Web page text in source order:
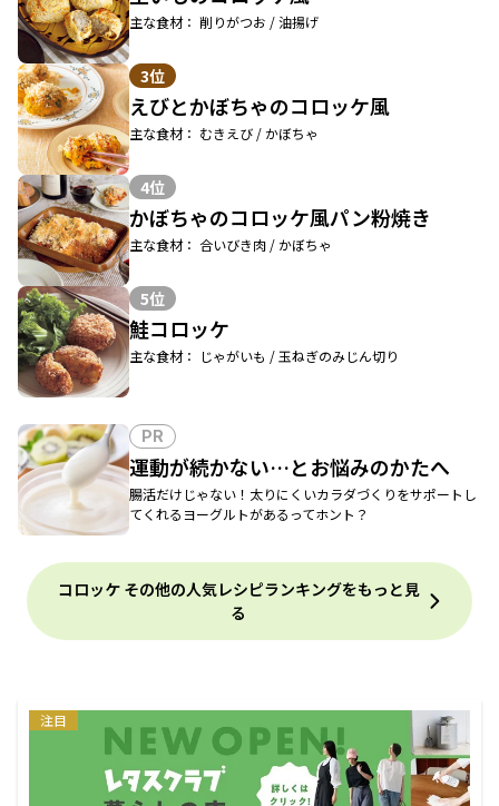
主な食材： 削りがつお / 油揚げ
3位
えびとかぼちゃのコロッケ風
主な食材： むきえび / かぼちゃ
4位
かぼちゃのコロッケ風パン粉焼き
主な食材： 合いびき肉 / かぼちゃ
5位
鮭コロッケ
主な食材： じゃがいも / 玉ねぎのみじん切り
PR
運動が続かない…とお悩みのかたへ
腸活だけじゃない！太りにくいカラダづくりをサポートし
てくれるヨーグルトがあるってホント？
コロッケ その他の人気レシピランキングをもっと見
る
注目